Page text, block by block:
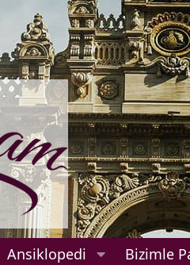
Ansiklopedi Bizimle